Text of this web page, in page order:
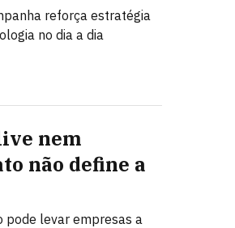
reforça estratégia
no dia a dia
nem
não define a
pode levar empresas a